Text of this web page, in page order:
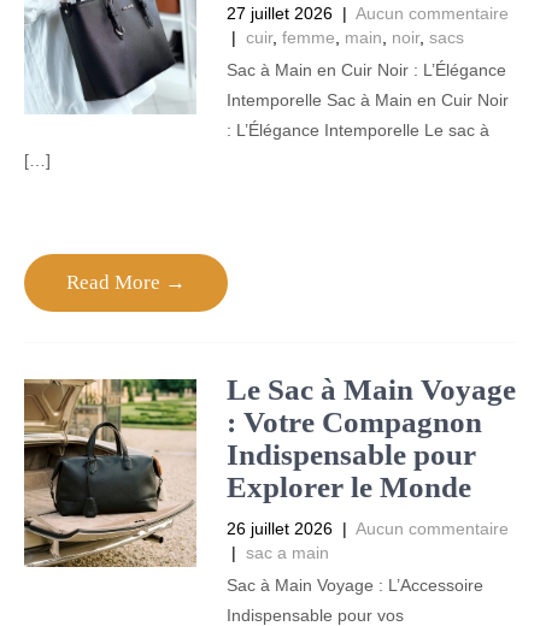
27 juillet 2026 | Aucun commentaire
| cuir, femme main noir, sacs
Sac à Main en Cuir Noir : L’Élégance
Intemporelle Sac à Main en Cuir Noir
: L’Élégance Intemporelle Le sac à
[…]
Read More →
Le Sac à Main Voyage
: Votre Compagnon
Indispensable pour
Explorer le Monde
26 juillet 2026 | Aucun commentaire
| sac a main
Sac à Main Voyage : L’Accessoire
Indispensable pour vos